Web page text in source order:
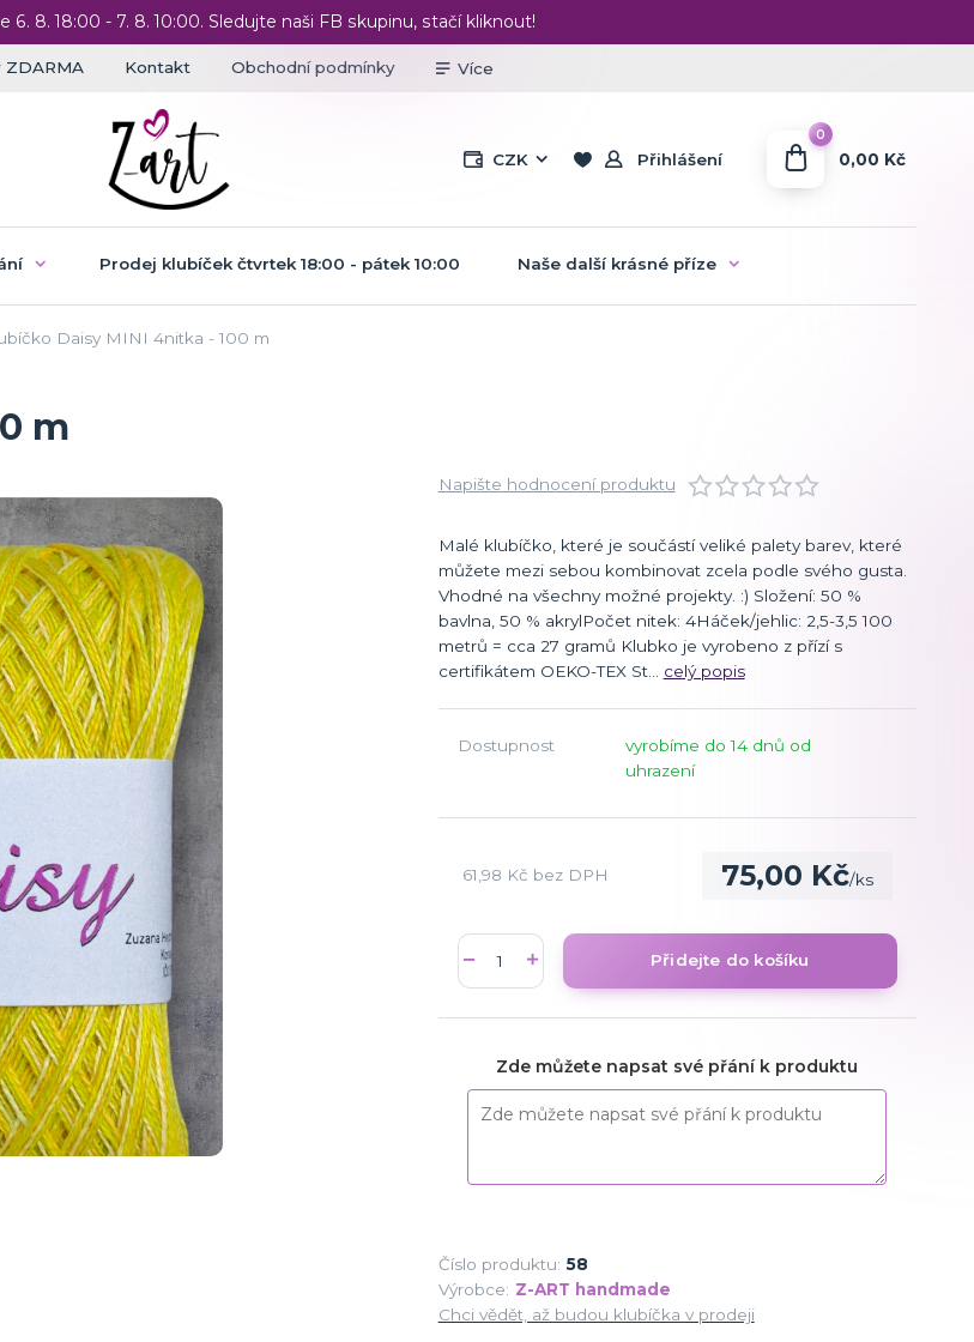
6. 8. 18:00 - 7. 8. 10:00. Sledujte naši FB skupinu, stačí kliknout!
ZDARMA Kontakt Obchodní podmínky Více
CZK Přihlášení
0
0,00 Kč
Prodej klubíček čtvrtek 18:00 - pátek 10:00 Naše další krásné příze
Daisy MINI 4nitka - 100 m
m
Napište hodnocení produktu
Malé klubíčko, které je součástí veliké palety barev, které
můžete mezi sebou kombinovat zcela podle svého gusta.
Vhodné na všechny možné projekty. :) Složení: 50 %
bavlna, 50 % akrylPočet nitek: 4Háček/jehlic: 2,5-3,5 100
metrů = cca 27 gramů Klubko je vyrobeno z přízí s
certifikátem OEKO-TEX St... celý popis
Dostupnost
vyrobíme do 14 dnů od
uhrazení
75,00 Kč/ks
61,98 Kč bez DPH
Přidejte do košíku
Zde můžete napsat své přání k produktu
Číslo produktu: 58
Výrobce: Z-ART handmade
Chci vědět, až budou klubíčka v prodeji